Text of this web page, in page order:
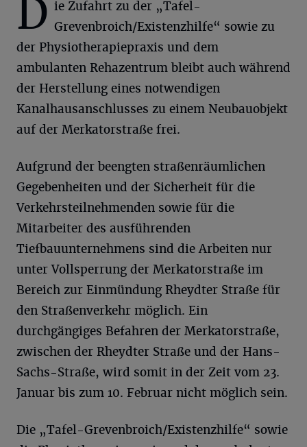
D ie Zufahrt zu der „Tafel-
Grevenbroich/Existenzhilfe“ sowie zu
der Physiotherapiepraxis und dem
ambulanten Rehazentrum bleibt auch während
der Herstellung eines notwendigen
Kanalhausanschlusses zu einem Neubauobjekt
auf der Merkatorstraße frei.
Aufgrund der beengten straßenräumlichen
Gegebenheiten und der Sicherheit für die
Verkehrsteilnehmenden sowie für die
Mitarbeiter des ausführenden
Tiefbauunternehmens sind die Arbeiten nur
unter Vollsperrung der Merkatorstraße im
Bereich zur Einmündung Rheydter Straße für
den Straßenverkehr möglich. Ein
durchgängiges Befahren der Merkatorstraße,
zwischen der Rheydter Straße und der Hans-
Sachs-Straße, wird somit in der Zeit vom 23.
Januar bis zum 10. Februar nicht möglich sein.
Die „Tafel-Grevenbroich/Existenzhilfe“ sowie